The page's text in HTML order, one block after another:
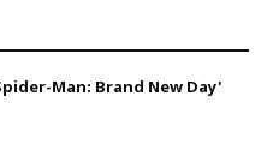
Man: Brand New Day'